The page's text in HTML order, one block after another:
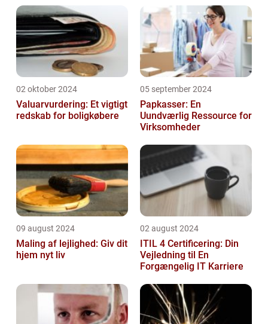
02 oktober 2024
Valuarvurdering: Et vigtigt
redskab for boligkøbere
05 september 2024
Papkasser: En
Uundværlig Ressource for
Virksomheder
09 august 2024
Maling af lejlighed: Giv dit
hjem nyt liv
02 august 2024
ITIL 4 Certificering: Din
Vejledning til En
Forgængelig IT Karriere